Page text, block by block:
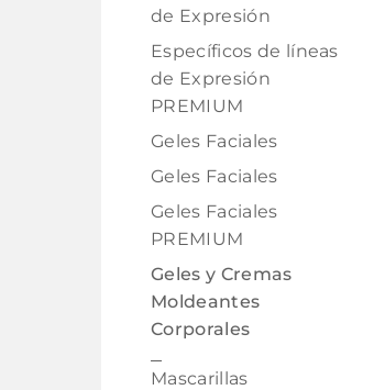
de Expresión
Específicos de líneas
de Expresión
PREMIUM
Geles Faciales
Geles Faciales
Geles Faciales
PREMIUM
Geles y Cremas
Moldeantes
Corporales
Mascarillas